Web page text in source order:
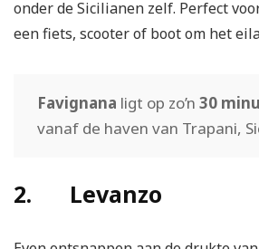
onder de Sicilianen zelf. Perfect
een fiets, scooter of boot om het
Favignana ligt op zo’n 30
vanaf de haven van Trapani,
2. Levanzo